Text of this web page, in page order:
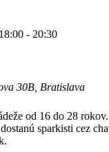
- 20:30
30B, Bratislava
od 16 do 28
sparkisti cez